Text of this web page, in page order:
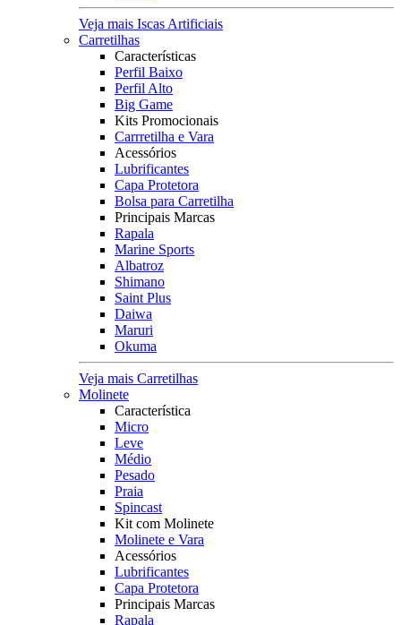
Veja mais Iscas Artificiais
Carretilhas
Características
Perfil Baixo
Perfil Alto
Big Game
Kits Promocionais
Carrretilha e Vara
Acessórios
Lubrificantes
Capa Protetora
Bolsa para Carretilha
Principais Marcas
Rapala
Marine Sports
Albatroz
Shimano
Saint Plus
Daiwa
Maruri
Okuma
Veja mais Carretilhas
Molinete
Característica
Micro
Leve
Médio
Pesado
Praia
Spincast
Kit com Molinete
Molinete e Vara
Acessórios
Lubrificantes
Capa Protetora
Principais Marcas
Rapala